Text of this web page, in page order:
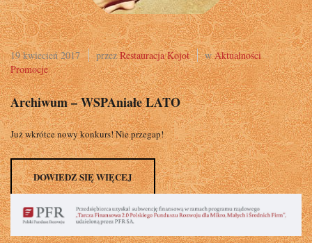
19 kwiecień 2017 przezRestauracja Kojot wAktualności
Promocje
Archiwum – WSPAniałe LATO
Już wkrótce nowy konkurs! Nie przegap!
DOWIEDZ SIĘ WIĘCEJ